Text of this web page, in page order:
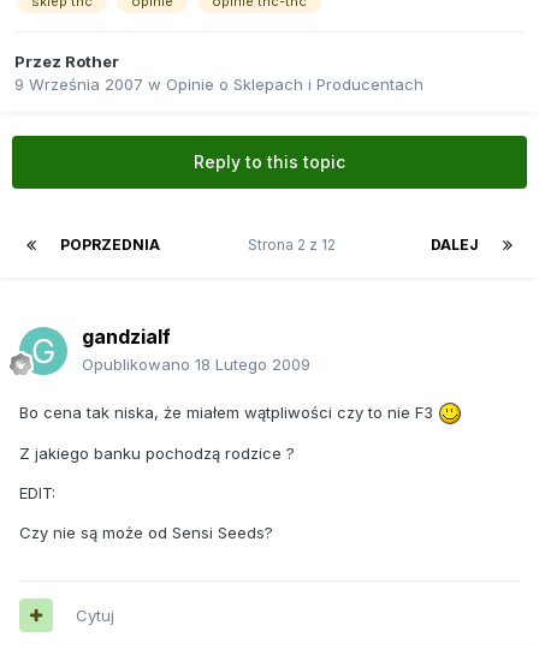
Przez Rother
9 Września 2007 w Opinie o Sklepach i Producentach
Reply to this topic
POPRZEDNIA DALEJ
Strona 2 z 12
gandzialf
Opublikowano 18 Lutego 2009
Bo cena tak niska, że miałem wątpliwości czy to nie F3
Z jakiego banku pochodzą rodzice ?
EDIT:
Czy nie są może od Sensi Seeds?
Cytuj